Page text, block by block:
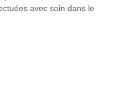
avec soin dans le